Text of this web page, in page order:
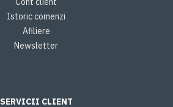
Istoric comenzi
Afiliere
Newsletter
SERVICII CLIENT